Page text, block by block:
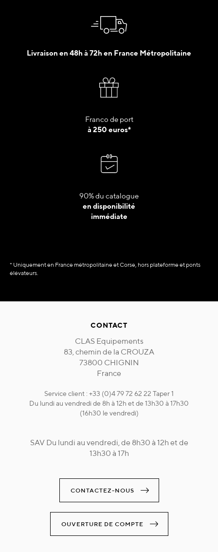
Livraison en 48h à 72h en France Métropolitaine
Franco de port
à 250 euros*
90% du catalogue
en disponibilité
immédiate
* Uniquement en France métropolitaine et Corse, hors plateforme et ponts
élévateurs.
CONTACT
CLAS Equipements
83, chemin de la CROUZA
73800 CHIGNIN
France
Service client : +33 (0)4 79 72 62 22 Taper 1
Du lundi au vendredi de 8h à 12h et de 13h30 à 17h30
(16h30 le vendredi)
SAV Du lundi au vendredi, de 8h30 à 12h et de
13h30 à 17h
CONTACTEZ-NOUS
OUVERTURE DE COMPTE